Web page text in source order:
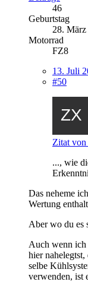
46
Geburtstag
28.
Motorrad
FZ8
13. Juli
#50
Zitat
..., wie
Das neheme
Wertung
Aber wo du es
Auch wenn
hier
selbe
verwenden, ist